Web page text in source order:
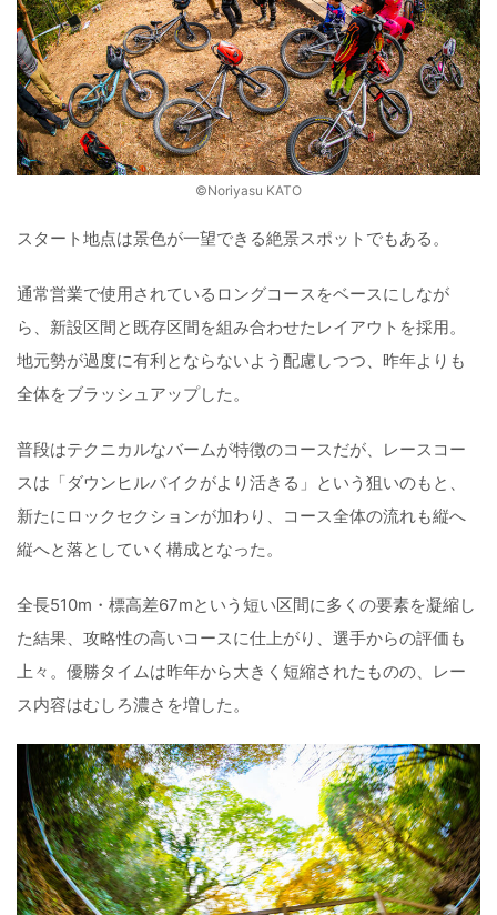
©️Noriyasu KATO
スタート地点は景色が一望できる絶景スポットでもある。
通常営業で使用されているロングコースをベースにしなが
ら、新設区間と既存区間を組み合わせたレイアウトを採用。
地元勢が過度に有利とならないよう配慮しつつ、昨年よりも
全体をブラッシュアップした。
普段はテクニカルなバームが特徴のコースだが、レースコー
スは「ダウンヒルバイクがより活きる」という狙いのもと、
新たにロックセクションが加わり、コース全体の流れも縦へ
縦へと落としていく構成となった。
全長510m・標高差67mという短い区間に多くの要素を凝縮し
た結果、攻略性の高いコースに仕上がり、選手からの評価も
上々。優勝タイムは昨年から大きく短縮されたものの、レー
ス内容はむしろ濃さを増した。